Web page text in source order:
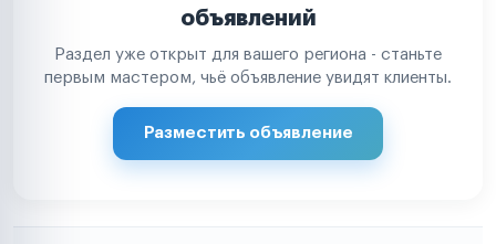
объявлений
Раздел уже открыт для вашего региона - станьте
первым мастером, чьё объявление увидят клиенты.
Разместить объявление